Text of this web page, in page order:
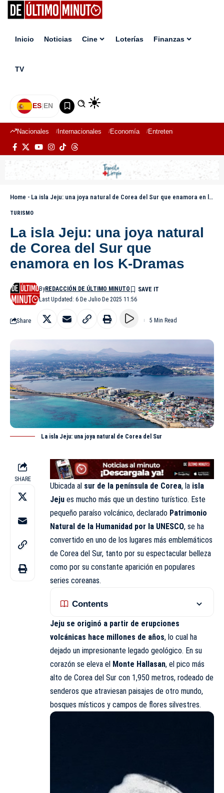
Inicio Noticias Cine Loterías Finanzas
TV
ES|EN
Nacionales Internacionales Economía Entretenimiento
Home - La isla Jeju: una joya natural de Corea del Sur que enamora en los K-Dramas
TURISMO
La isla Jeju: una joya natural
de Corea del Sur que
enamora en los K-Dramas
Last Updated: 6 De Julio De 2025 11:56
ByREDACCIÓN DE ÚLTIMO MINUTO
Share 5 Min Read
La isla Jeju: una joya natural de Corea del Sur
SHARE
Ubicada al sur de la península de Corea, la isla
Jeju es mucho más que un destino turístico. Este
pequeño paraíso volcánico, declarado Patrimonio
Natural de la Humanidad por la UNESCO, se ha
convertido en uno de los lugares más emblemáticos
de Corea del Sur, tanto por su espectacular belleza
como por su constante aparición en populares
series coreanas.
Contents
Jeju se originó a partir de erupciones
volcánicas hace millones de años, lo cual ha
dejado un impresionante legado geológico. En su
corazón se eleva el Monte Hallasan, el pico más
alto de Corea del Sur con 1,950 metros, rodeado de
senderos que atraviesan paisajes de otro mundo,
bosques místicos y campos de flores silvestres.